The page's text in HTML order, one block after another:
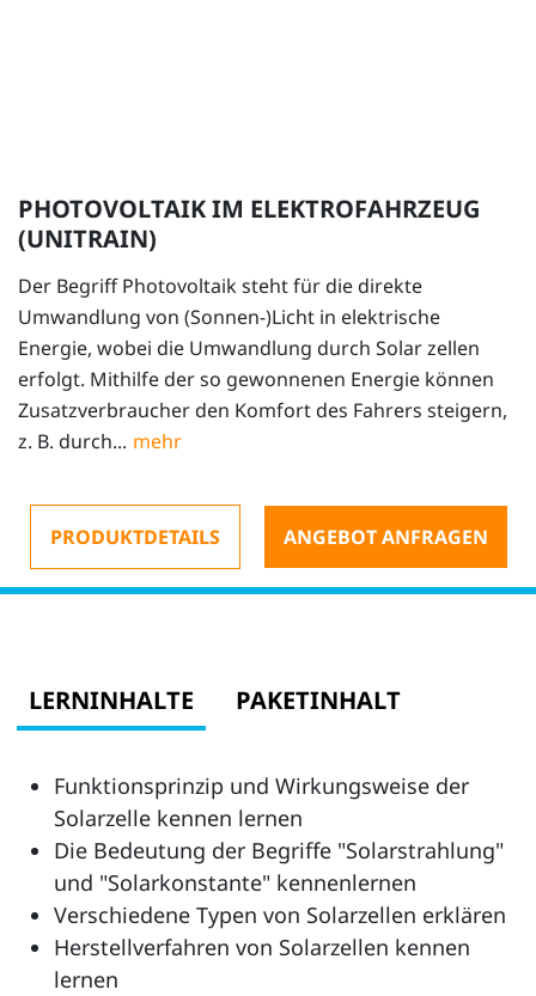
PHOTOVOLTAIK IM ELEKTROFAHRZEUG
(UNITRAIN)
Der Begriff Photovoltaik steht für die direkte
Umwandlung von (Sonnen-)Licht in elektrische
Energie, wobei die Umwandlung durch Solar zellen
erfolgt. Mithilfe der so gewonnenen Energie können
Zusatzverbraucher den Komfort des Fahrers steigern,
z. B. durch...
PRODUKTDETAILS ANGEBOT ANFRAGEN
LERNINHALTE PAKETINHALT
Funktionsprinzip und Wirkungsweise der
Solarzelle kennen lernen
Die Bedeutung der Begriffe "Solarstrahlung"
und "Solarkonstante" kennenlernen
Verschiedene Typen von Solarzellen erklären
Herstellverfahren von Solarzellen kennen
lernen